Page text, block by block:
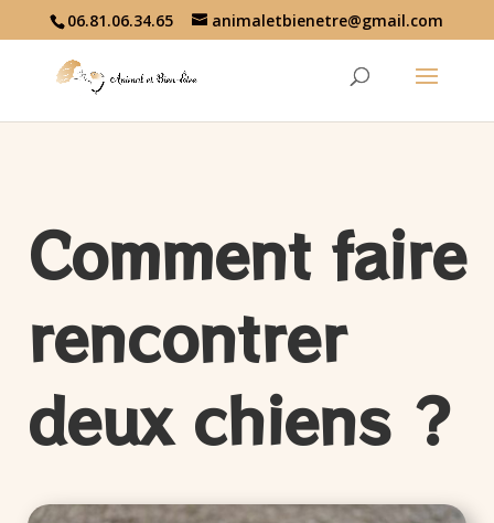
06.81.06.34.65 animaletbienetre@gmail.com
Comment faire
rencontrer
deux chiens ?